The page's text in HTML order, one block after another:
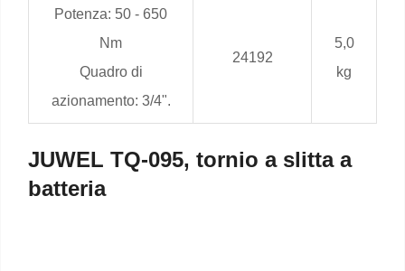
Potenza: 50 - 650
Nm
Quadro di
azionamento: 3/4".
24192
5,0
kg
JUWEL TQ-095, tornio a slitta a
batteria